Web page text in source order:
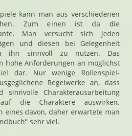
kann man aus verschiedenen
Zum einen ist da die
Man versucht sich jeden
und diesen bei Gelegenheit
ihn sinnvoll zu nutzen. Das
hohe Anforderungen an möglichst
dar. Nur wenige Rollenspiel-
Regelwerke an, dass
sinnvolle Charakterausarbeitung
die Charaktere auswirken.
eines davon, daher erwartete man
sehr viel.